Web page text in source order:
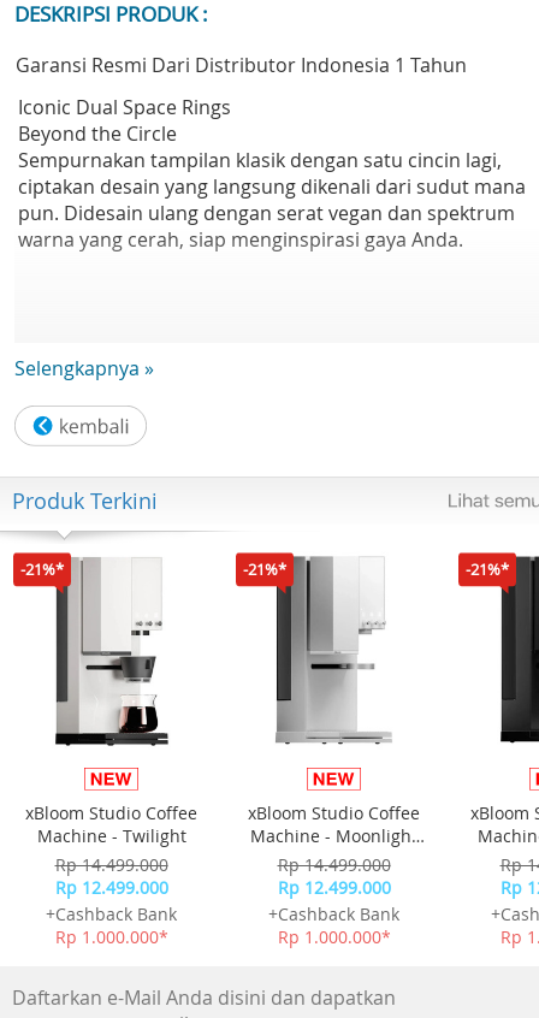
DESKRIPSI PRODUK :
Garansi Resmi Dari Distributor Indonesia 1 Tahun
Iconic Dual Space Rings
Beyond the Circle
Sempurnakan tampilan klasik dengan satu cincin lagi,
ciptakan desain yang langsung dikenali dari sudut mana
pun. Didesain ulang dengan serat vegan dan spektrum
warna yang cerah, siap menginspirasi gaya Anda.
Super Durable Architecture
Diperkuat dengan Kaca Kunlun Generasi ke-2 dan serat
vegan yang tahan lama, produk ini menawarkan
perlindungan menyeluruh untuk keandalan maksimal.
Dikombinasikan dengan desain tahan air yang canggih,
produk ini tetap aman dari tumpahan atau cipratan yang
tak terduga.
drop resistance improved by
Durable Body,
bend resistance improved by
Vegan Fibre,
impact resistance improved by
6-metre
water resistance
Selengkapnya »
Produk Terkini
-21%*
xBloom Studio Coffee
Machine - Twilight
Rp 14.499.000
Rp 12.499.000
+Cashback Bank
Rp 1.000.000*
-21%*
xBloom Studio Coffee
Machine - Moonlight
White
Rp 14.499.000
Rp 12.499.000
+Cashback Bank
Rp 1.000.000*
-21%*
xBloom
Rp
Rp
Rp
Daftarkan e-Mail Anda disini dan dapatkan